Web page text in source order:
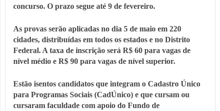
concurso. O prazo segue até 9 de fevereiro.
As provas serão aplicadas no dia 5 de maio em 220
cidades, distribuídas em todos os estados e no Distrito
Federal. A taxa de inscrição será R$ 60 para vagas de
nível médio e R$ 90 para vagas de nível superior.
Estão isentos candidatos que integram o Cadastro Único
para Programas Sociais (CadÚnico) e que cursam ou
cursaram faculdade com apoio do Fundo de